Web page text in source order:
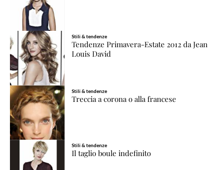
Stili & tendenze
Tendenze Primavera-Estate 2012 da Jean
Louis David
Stili & tendenze
Treccia a corona o alla francese
Stili & tendenze
Il taglio boule indefinito